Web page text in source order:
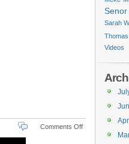
Comments Off
Photos
Senor
Sarah
Videos